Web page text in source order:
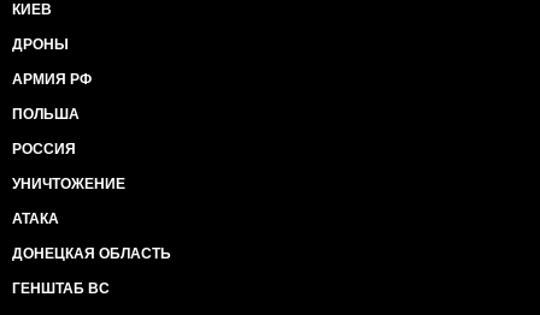
КИЕВ
ДРОНЫ
АРМИЯ РФ
ПОЛЬША
РОССИЯ
УНИЧТОЖЕНИЕ
АТАКА
ДОНЕЦКАЯ ОБЛАСТЬ
ГЕНШТАБ ВС